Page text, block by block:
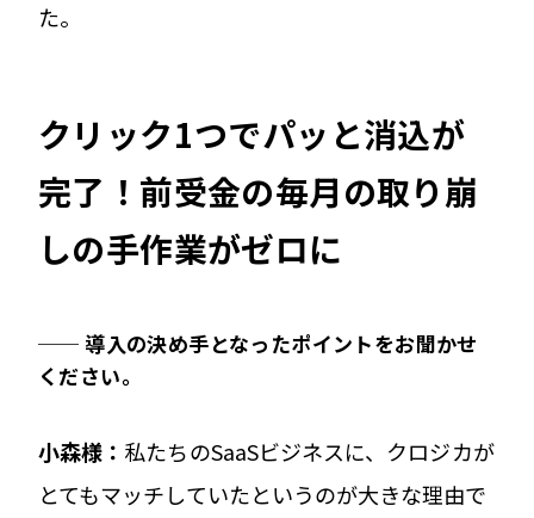
た。
クリック1つでパッと消込が
完了！前受金の毎月の取り崩
しの手作業がゼロに
── 導入の決め手となったポイントをお聞かせ
ください。
小森様： 私たちのSaaSビジネスに、クロジカが
とてもマッチしていたというのが大きな理由で